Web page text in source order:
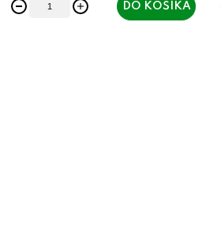
DO KOŠÍKA